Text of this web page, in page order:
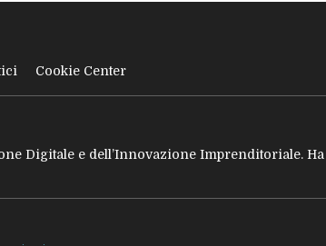
Cookie Center
Digitale e dell’Innovazione Imprenditoriale.